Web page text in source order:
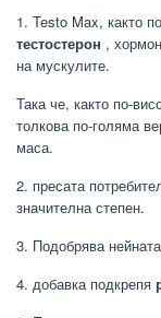
1. Testo Max, както
тестостерон ,
на мускулите.
Така че, както по-
толкова по-голяма
маса.
2. пресата
значителна степен.
3. Подобрява нейната
4. добавка подкрепя